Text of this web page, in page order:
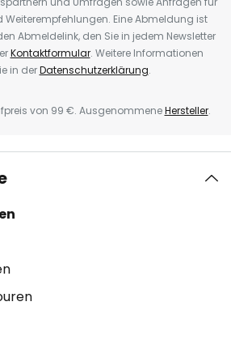
Weiterempfehlungen. Eine Abmeldung ist
Abmeldelink, den Sie in jedem Newsletter
Kontaktformular. Weitere Informationen
in derDatenschutzerklärung.
von 99 €. AusgenommeneHersteller.